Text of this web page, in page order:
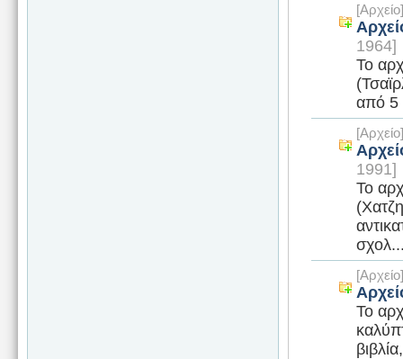
1964]
Το
από 5
1991]
Το
Το